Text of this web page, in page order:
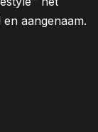
aangenaam.